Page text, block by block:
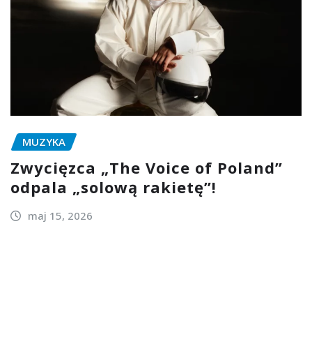
MUZYKA
Zwycięzca „The Voice of Poland”
odpala „solową rakietę”!
maj 15, 2026